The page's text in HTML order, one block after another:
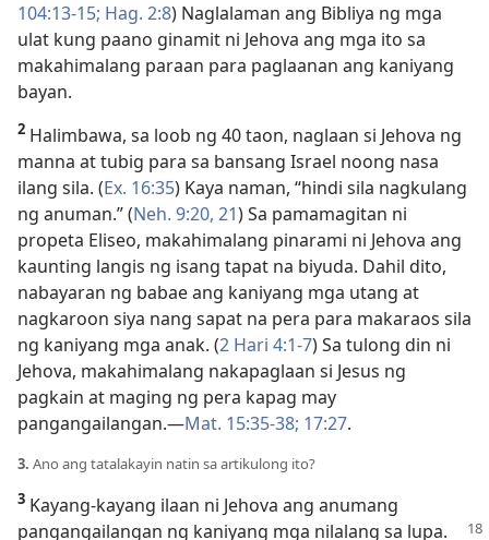
104:13-15; Hag. 2:8) Naglalaman ang Bibliya ng mga
ulat kung paano ginamit ni Jehova ang mga ito sa
makahimalang paraan para paglaanan ang kaniyang
bayan.
2 Halimbawa, sa loob ng 40 taon, naglaan si Jehova ng
manna at tubig para sa bansang Israel noong nasa
ilang sila. (Ex. 16:35) Kaya naman, “hindi sila nagkulang
ng anuman.” (Neh. 9:20, 21) Sa pamamagitan ni
propeta Eliseo, makahimalang pinarami ni Jehova ang
kaunting langis ng isang tapat na biyuda. Dahil dito,
nabayaran ng babae ang kaniyang mga utang at
nagkaroon siya nang sapat na pera para makaraos sila
ng kaniyang mga anak. (2 Hari 4:1-7) Sa tulong din ni
Jehova, makahimalang nakapaglaan si Jesus ng
pagkain at maging ng pera kapag may
pangangailangan.—Mat. 15:35-38; 17:27.
3. Ano ang tatalakayin natin sa artikulong ito?
3 Kayang-kayang ilaan ni Jehova ang anumang
pangangailangan ng kaniyang mga nilalang sa lupa.